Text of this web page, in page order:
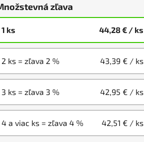
zľava
1 ks 44,28 € / ks
2 ks = zľava 2 % 43,39 € / ks
3 ks = zľava 3 % 42,95 € / ks
4 a viac ks = zľava 4 % 42,51 € / ks